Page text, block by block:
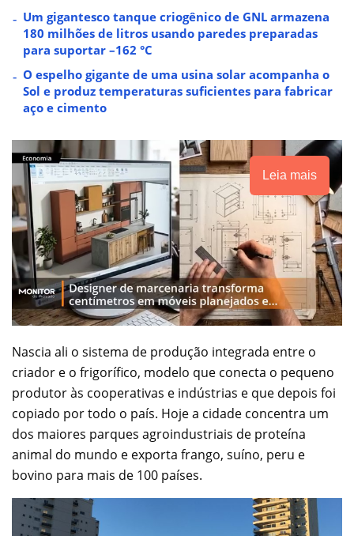
Um gigantesco tanque criogênico de GNL armazena
180 milhões de litros usando paredes preparadas
para suportar –162 °C
O espelho gigante de uma usina solar acompanha o
Sol e produz temperaturas suficientes para fabricar
aço e cimento
Leia mais
Nascia ali o sistema de produção integrada entre o
criador e o frigorífico, modelo que conecta o pequeno
produtor às cooperativas e indústrias e que depois foi
copiado por todo o país. Hoje a cidade concentra um
dos maiores parques agroindustriais de proteína
animal do mundo e exporta frango, suíno, peru e
bovino para mais de 100 países.